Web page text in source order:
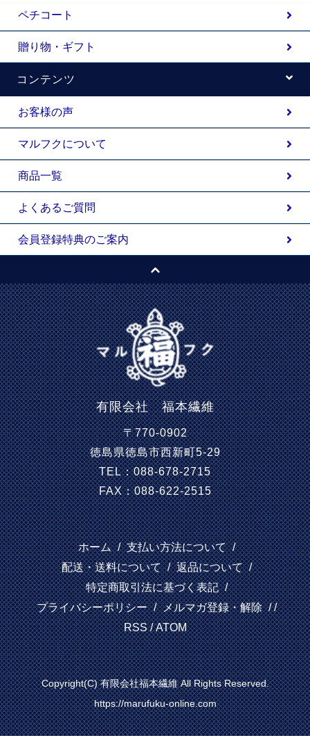
ペチコート
贈り物・ギフト
コンテンツ
お客様の声
マルフクについて
商品一覧
よくあるご質問
会員登録特典のご案内
有限会社 福本繊維
〒770-0902
徳島県徳島市西新町5-29
TEL：088-678-2715
FAX：088-622-2515
ホーム / 支払い方法について /
配送・送料について / 返品について /
特定商取引法に基づく表記 /
プライバシーポリシー / メルマガ登録・解除 / /
RSS/ATOM
Copyright(C) 有限会社福本繊維 All Rights Reserved.
https://marufuku-online.com